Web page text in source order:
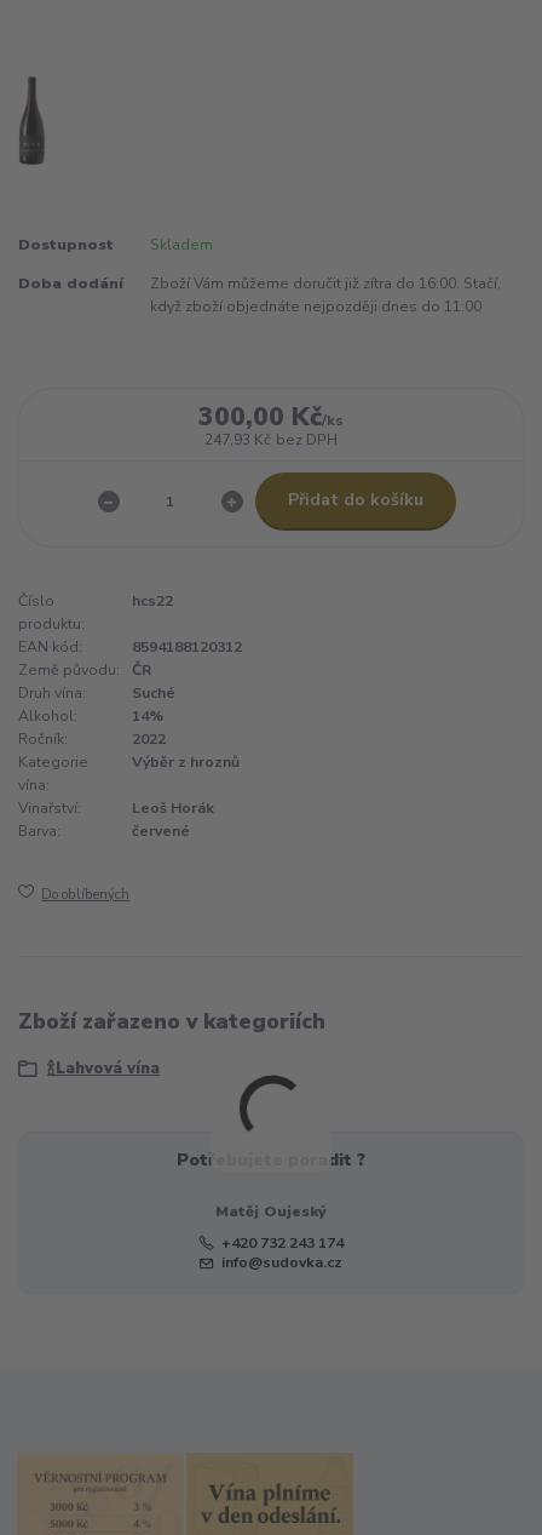
Dostupnost Skladem
Doba dodání
Zboží Vám můžeme doručit již zítra do 16:00. Stačí,
když zboží objednáte nejpozději dnes do 11:00
300,00 Kč/ks
247,93 Kč bez DPH
Přidat do košíku
Číslo
produktu:
hcs22
EAN kód:
8594188120312
Země původu:
ČR
Druh vína:
Suché
Alkohol:
14%
Ročník:
2022
Kategorie
vína:
Výběr z hroznů
Vinařství:
Leoš Horák
Barva:
červené
Do oblíbených
Zboží zařazeno v kategoriích
🍾Lahvová vína
Potřebujete poradit ?
Matěj Oujeský
+420 732 243 174
info@sudovka.cz